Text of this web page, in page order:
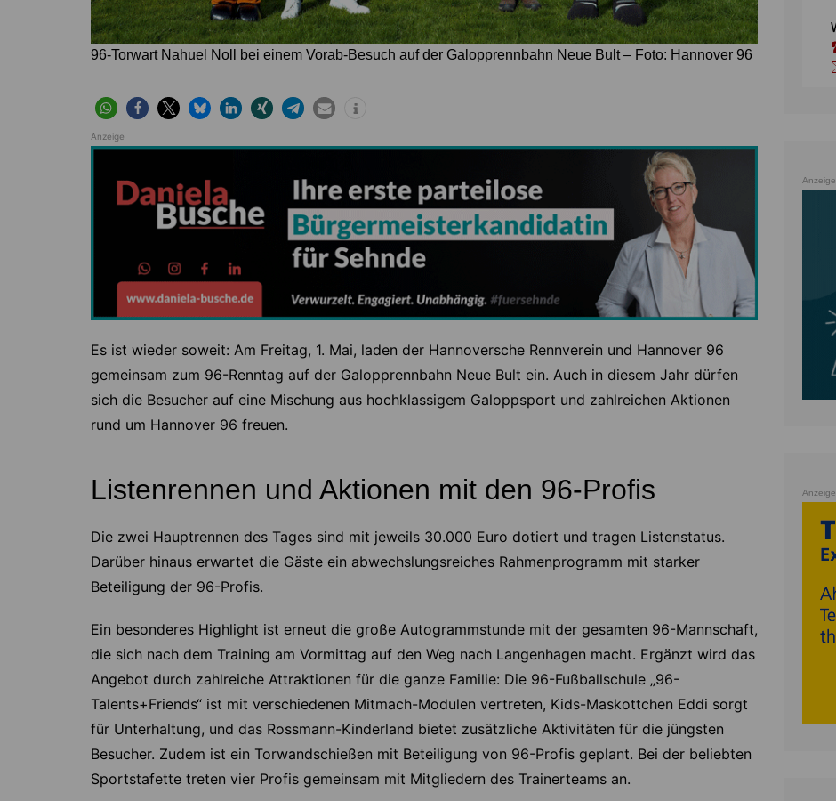
96-Torwart Nahuel Noll bei einem Vorab-Besuch auf der Galopprennbahn Neue Bult – Foto: Hannover 96
Anzeige
Es ist wieder soweit: Am Freitag, 1. Mai, laden der Hannoversche Rennverein und Hannover 96
gemeinsam zum 96-Renntag auf der Galopprennbahn Neue Bult ein. Auch in diesem Jahr dürfen
sich die Besucher auf eine Mischung aus hochklassigem Galoppsport und zahlreichen Aktionen
rund um Hannover 96 freuen.
Listenrennen und Aktionen mit den 96-Profis
Die zwei Hauptrennen des Tages sind mit jeweils 30.000 Euro dotiert und tragen Listenstatus.
Darüber hinaus erwartet die Gäste ein abwechslungsreiches Rahmenprogramm mit starker
Beteiligung der 96-Profis.
Ein besonderes Highlight ist erneut die große Autogrammstunde mit der gesamten 96-Mannschaft,
die sich nach dem Training am Vormittag auf den Weg nach Langenhagen macht. Ergänzt wird das
Angebot durch zahlreiche Attraktionen für die ganze Familie: Die 96-Fußballschule „96-
Talents+Friends“ ist mit verschiedenen Mitmach-Modulen vertreten, Kids-Maskottchen Eddi sorgt
für Unterhaltung, und das Rossmann-Kinderland bietet zusätzliche Aktivitäten für die jüngsten
Besucher. Zudem ist ein Torwandschießen mit Beteiligung von 96-Profis geplant. Bei der beliebten
Sportstafette treten vier Profis gemeinsam mit Mitgliedern des Trainerteams an.
Anzeige
Anzeige